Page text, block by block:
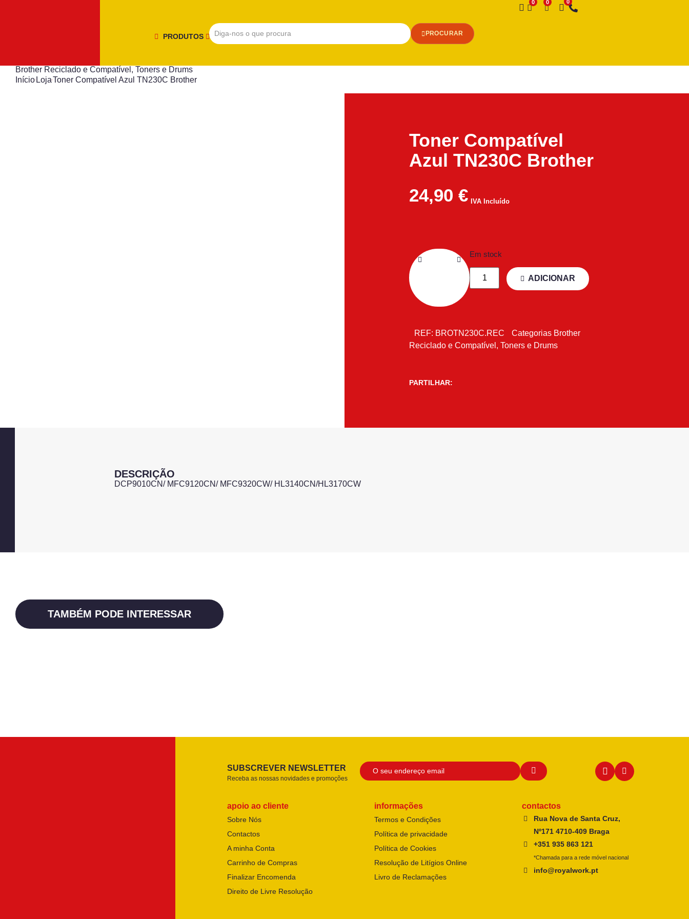
PRODUTOS PROCURAR
Desejo
Brother Reciclado e Compatível , Toners e Drums
Início LojaToner Compatível Azul TN230C Brother
Toner Compatível
Azul TN230C Brother
24,90 € IVA Incluído
Em stock
ADICIONAR
REF: BROTN230C.REC Categorias Brother
Reciclado e Compatível , Toners e Drums
PARTILHAR:
DESCRIÇÃO
DCP9010CN/ MFC9120CN/ MFC9320CW/ HL3140CN/HL3170CW
TAMBÉM PODE INTERESSAR
SUBSCREVER NEWSLETTER
Receba as nossas novidades e promoções
apoio ao cliente
Sobre Nós
Contactos
A minha Conta
Carrinho de Compras
Finalizar Encomenda
Direito de Livre Resolução
informações
Termos e Condições
Política de privacidade
Política de Cookies
Resolução de Litígios Online
Livro de Reclamações
contactos
Rua Nova de Santa Cruz,
Nº171 4710-409 Braga
+351 935 863 121
*Chamada para a rede móvel nacional
info@royalwork.pt